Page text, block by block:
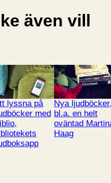
även vill
lyssna på
med
Nya ljudböcker,
bl.a. en helt
oväntad
Haag